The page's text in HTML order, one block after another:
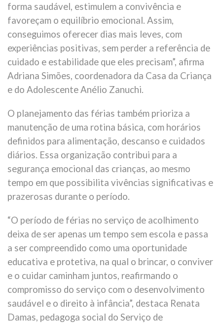
forma saudável, estimulem a convivência e
favoreçam o equilíbrio emocional. Assim,
conseguimos oferecer dias mais leves, com
experiências positivas, sem perder a referência de
cuidado e estabilidade que eles precisam”, afirma
Adriana Simões, coordenadora da Casa da Criança
e do Adolescente Anélio Zanuchi.
O planejamento das férias também prioriza a
manutenção de uma rotina básica, com horários
definidos para alimentação, descanso e cuidados
diários. Essa organização contribui para a
segurança emocional das crianças, ao mesmo
tempo em que possibilita vivências significativas e
prazerosas durante o período.
“O período de férias no serviço de acolhimento
deixa de ser apenas um tempo sem escola e passa
a ser compreendido como uma oportunidade
educativa e protetiva, na qual o brincar, o conviver
e o cuidar caminham juntos, reafirmando o
compromisso do serviço com o desenvolvimento
saudável e o direito à infância”, destaca Renata
Damas, pedagoga social do Serviço de